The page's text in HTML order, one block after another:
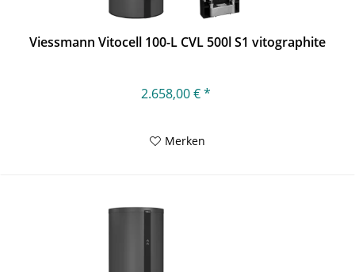
Viessmann Vitocell 100-L CVL 500l S1 vitographite
2.658,00 € *
Merken